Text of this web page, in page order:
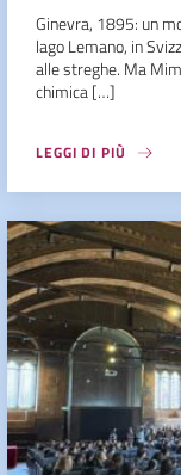
Ginevra, 1895: un
lago Lemano, in
alle streghe. Ma
chimica […]
LEGGI DI PIÙ